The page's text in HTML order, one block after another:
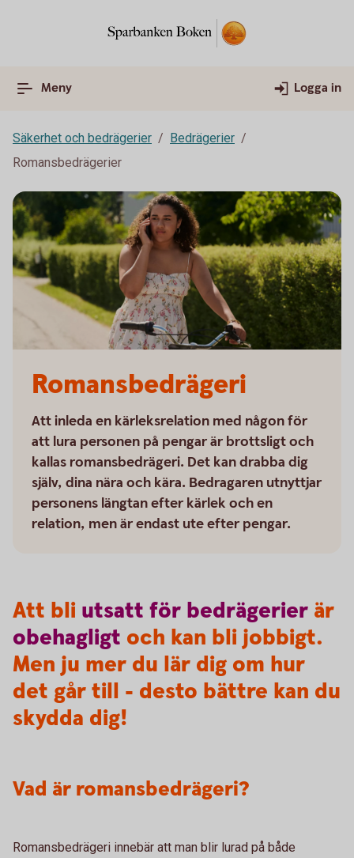
Meny Logga in
Säkerhet och bedrägerier
Bedrägerier
Romansbedrägerier
Romansbedrägeri
Att inleda en kärleksrelation med någon för
att lura personen på pengar är brottsligt och
kallas romansbedrägeri. Det kan drabba dig
själv, dina nära och kära. Bedragaren utnyttjar
personens längtan efter kärlek och en
relation, men är endast ute efter pengar.
Att bli utsatt för bedrägerier är
obehagligt och kan bli jobbigt.
Men ju mer du lär dig om hur
det går till - desto bättre kan du
skydda dig!
Vad är romansbedrägeri?
Romansbedrägeri innebär att man blir lurad på både